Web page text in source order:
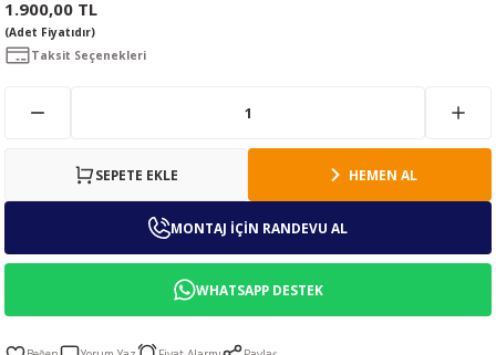
1.900,00 TL
(Adet Fiyatıdır)
Taksit Seçenekleri
SEPETE EKLE HEMEN AL
MONTAJ İÇİN RANDEVU AL
WHATSAPP DESTEK